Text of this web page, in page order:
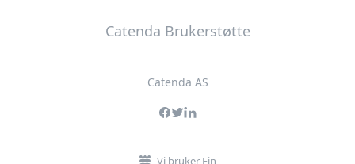
Catenda Brukerstøtte
Catenda AS
Vi bruker Fin